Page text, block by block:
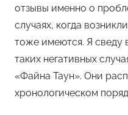
отзывы именно о
случаях, когда
тоже имеются. Я сведу
таких негативных
«Файна Таун». Они
хронологическом